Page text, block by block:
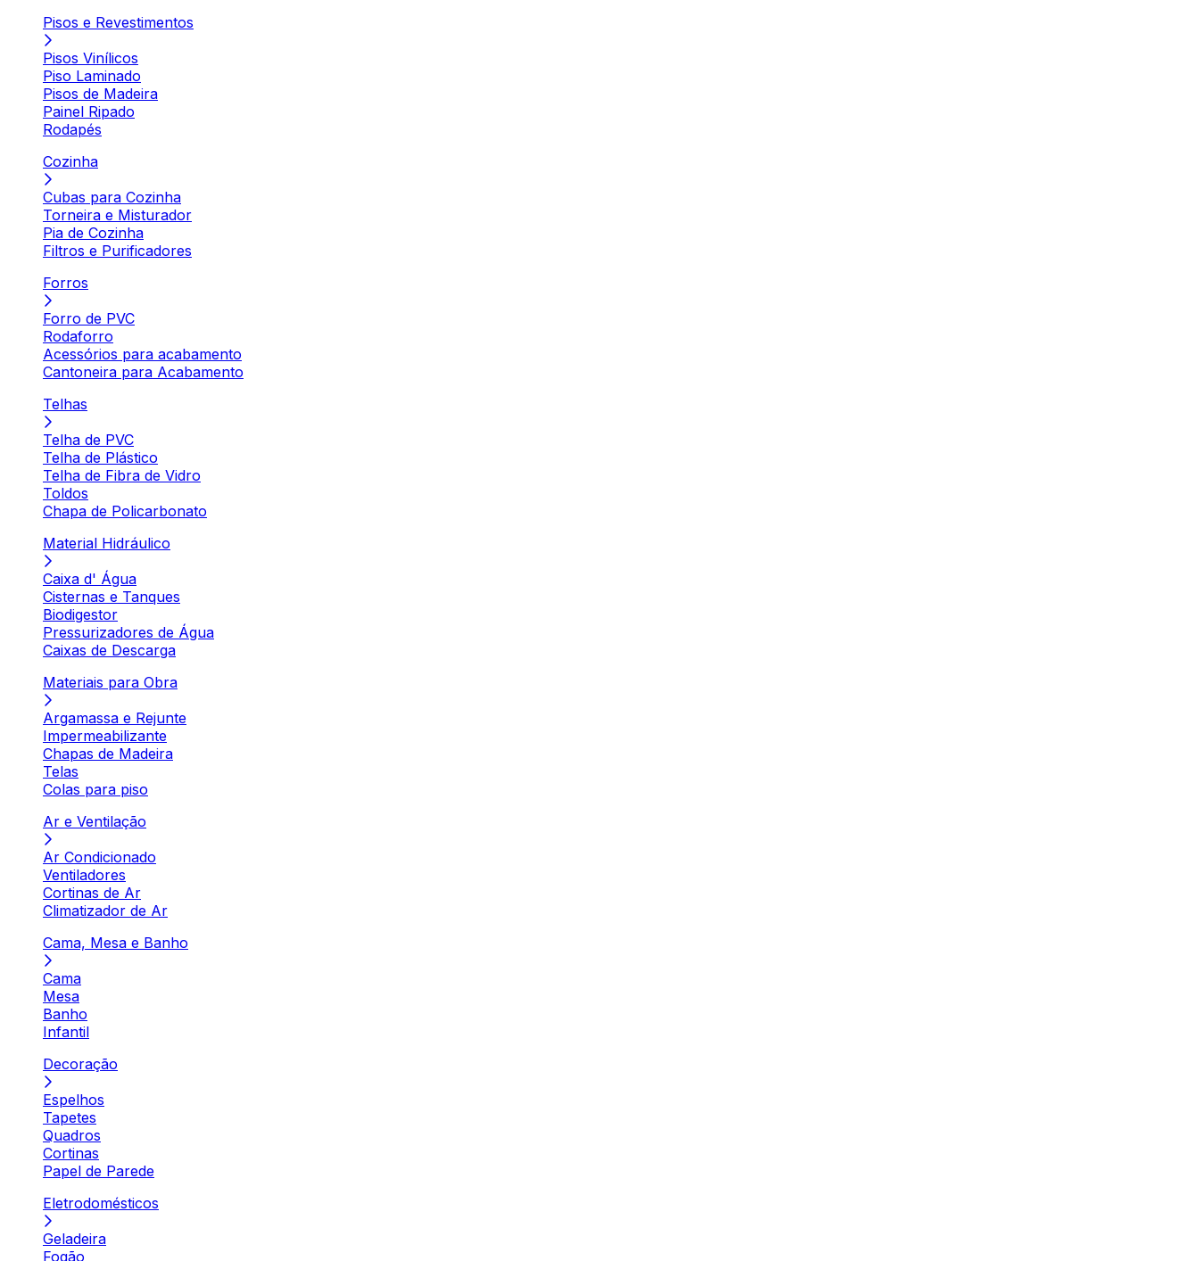
Pisos e Revestimentos
Pisos Vinílicos
Piso Laminado
Pisos de Madeira
Painel Ripado
Rodapés
Cozinha
Cubas para Cozinha
Torneira e Misturador
Pia de Cozinha
Filtros e Purificadores
Forros
Forro de PVC
Rodaforro
Acessórios para acabamento
Cantoneira para Acabamento
Telhas
Telha de PVC
Telha de Plástico
Telha de Fibra de Vidro
Toldos
Chapa de Policarbonato
Material Hidráulico
Caixa d' Água
Cisternas e Tanques
Biodigestor
Pressurizadores de Água
Caixas de Descarga
Materiais para Obra
Argamassa e Rejunte
Impermeabilizante
Chapas de Madeira
Telas
Colas para piso
Ar e Ventilação
Ar Condicionado
Ventiladores
Cortinas de Ar
Climatizador de Ar
Cama, Mesa e Banho
Cama
Mesa
Banho
Infantil
Decoração
Espelhos
Tapetes
Quadros
Cortinas
Papel de Parede
Eletrodomésticos
Geladeira
Fogão